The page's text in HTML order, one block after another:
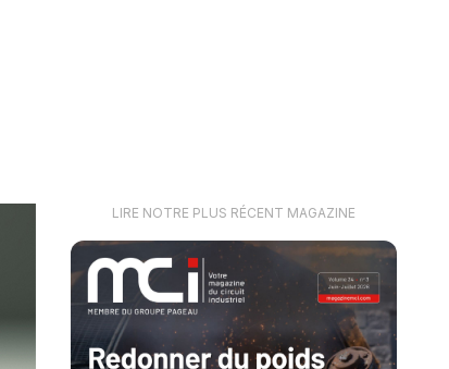
LIRE NOTRE PLUS RÉCENT MAGAZINE